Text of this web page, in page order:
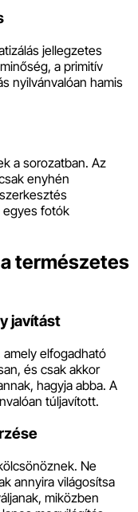
jellegzetes
a primitív
nyilvánvalóan hamis
a sorozatban. Az
enyhén
egyes fotók
természetes
javítást
amely elfogadható
és csak akkor
hagyja abba. A
túljavított.
Ne
annyira világosítsa
miközben